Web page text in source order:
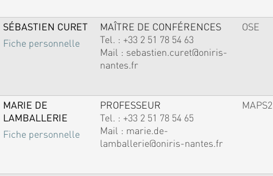
SÉBASTIEN CURET
Fiche personnelle
MAÎTRE DE CONFÉRENCES
Tel. : +33 2 51 78 54 63
Mail : sebastien.curet@oniris-
nantes.fr
OSE
MARIE DE
LAMBALLERIE
Fiche personnelle
PROFESSEUR
Tel. : +33 2 51 78 54 65
Mail : marie.de-
lamballerie@oniris-nantes.fr
MAPS2